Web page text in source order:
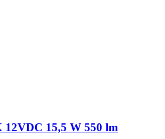
15,5 W 550 lm